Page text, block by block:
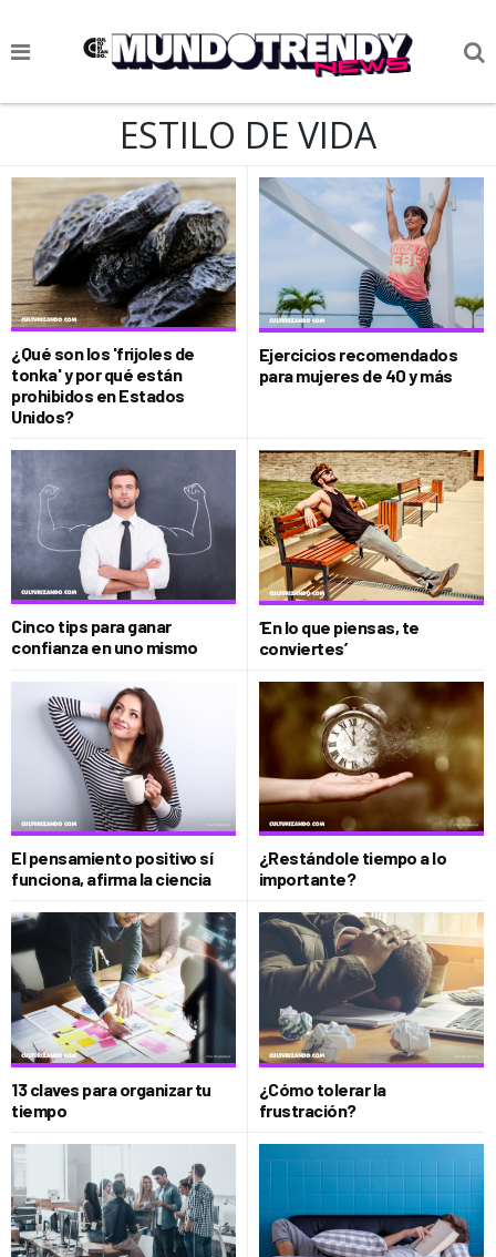
NOTICIAS
CIENCIA Y TECNOLOGÍA
VIDA
SOCIEDAD
CULTURIZANDO.COM
ESTILO DE VIDA
¿Qué son los 'frijoles de
tonka' y por qué están
prohibidos en Estados
Unidos?
Ejercicios recomendados
para mujeres de 40 y más
Cinco tips para ganar
confianza en uno mismo
‘En lo que piensas, te
conviertes’
El pensamiento positivo sí
funciona, afirma la ciencia
¿Restándole tiempo a lo
importante?
13 claves para organizar tu
tiempo
¿Cómo tolerar la
frustración?